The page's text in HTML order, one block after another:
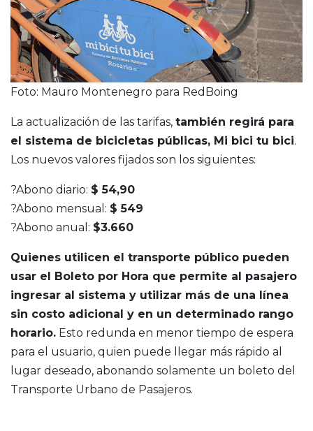
Foto: Mauro Montenegro para RedBoing
La actualización de las tarifas, también regirá para
el sistema de bicicletas públicas, Mi bici tu bici.
Los nuevos valores fijados son los siguientes:
?Abono diario: $ 54,90
?Abono mensual: $ 549
?Abono anual: $3.660
Quienes utilicen el transporte público pueden
usar el Boleto por Hora que permite al pasajero
ingresar al sistema y utilizar más de una línea
sin costo adicional y en un determinado rango
horario. Esto redunda en menor tiempo de espera
para el usuario, quien puede llegar más rápido al
lugar deseado, abonando solamente un boleto del
Transporte Urbano de Pasajeros.